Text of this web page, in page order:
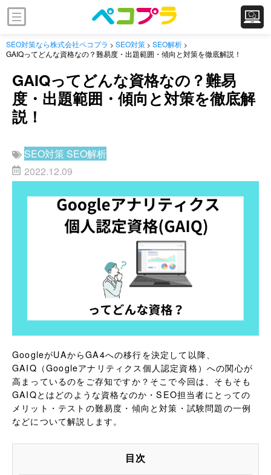
SEO対策なら株式会社ペコプラ > SEO対策 > SEO解析 >
GAIQってどんな資格なの？難易度・出題範囲・傾向と対策を徹底解説！
GAIQってどんな資格なの？難易
度・出題範囲・傾向と対策を徹底解
説！
SEO対策 SEO解析
2022.12.09
GoogleがUAからGA4への移行を決定して以降、
GAIQ（Googleアナリティクス個人認定資格）への関心が
高まっているのをご存知ですか？そこで今回は、そもそも
GAIQとはどのような資格なのか・SEO担当者にとっての
メリット・テストの難易度・傾向と対策・試験問題の一例
などについて解説します。
目次